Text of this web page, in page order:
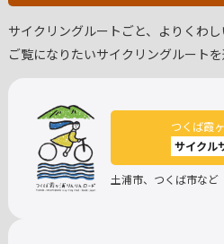
サイクリングルートごと、よりくわし
ご覧になりたいサイクリングルートを
つくば霞
サイクル
土浦市、つくば市など